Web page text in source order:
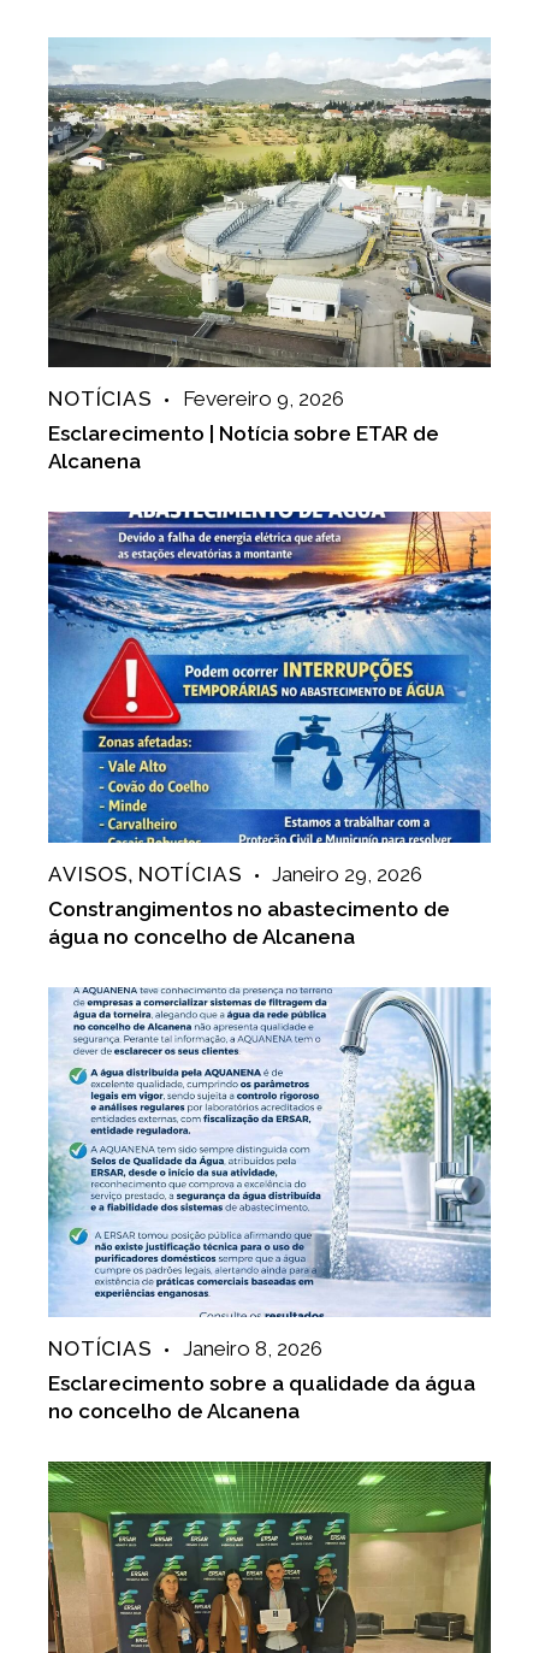
NOTÍCIAS
Fevereiro 9, 2026
Esclarecimento | Notícia sobre ETAR de
Alcanena
AVISOS, NOTÍCIAS
Janeiro 29, 2026
Constrangimentos no abastecimento de
água no concelho de Alcanena
NOTÍCIAS
Janeiro 8, 2026
Esclarecimento sobre a qualidade da água
no concelho de Alcanena